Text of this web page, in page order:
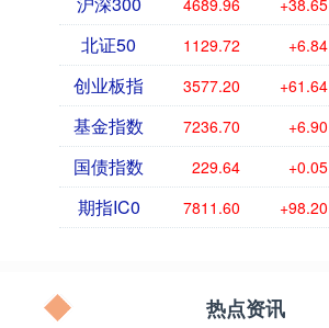
北证50 1129.72 +6.84
创业板指 3577.20 +61.64
基金指数 7236.70 +6.90
国债指数 229.64 +0.05
期指IC0 7811.60 +98.20
热点资讯